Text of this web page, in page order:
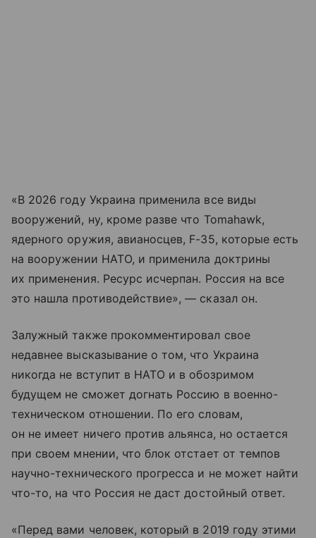
«В 2026 году Украина применила все виды
вооружений, ну, кроме разве что Tomahawk,
ядерного оружия, авианосцев, F-35, которые есть
на вооружении НАТО, и применила доктрины
их применения. Ресурс исчерпан. Россия на все
это нашла противодействие», — сказал он.
Залужный также прокомментировал свое
недавнее высказывание о том, что Украина
никогда не вступит в НАТО и в обозримом
будущем не сможет догнать Россию в военно-
техническом отношении. По его словам,
он не имеет ничего против альянса, но остается
при своем мнении, что блок отстает от темпов
научно-технического прогресса и не может найти
что-то, на что Россия не даст достойный ответ.
«Перед вами человек, который в 2019 году этими